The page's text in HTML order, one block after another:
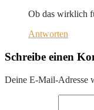
Ob das wirklich
Antworten
Schreibe einen
Deine E-Mail-Adresse